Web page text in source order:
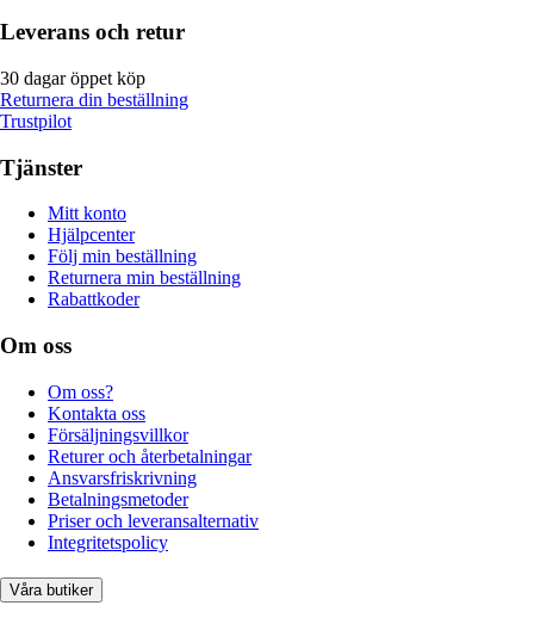
Leverans och retur
30 dagar öppet köp
Returnera din beställning
Trustpilot
Tjänster
Mitt konto
Hjälpcenter
Följ min beställning
Returnera min beställning
Rabattkoder
Om oss
Om oss?
Kontakta oss
Försäljningsvillkor
Returer och återbetalningar
Ansvarsfriskrivning
Betalningsmetoder
Priser och leveransalternativ
Integritetspolicy
Våra butiker